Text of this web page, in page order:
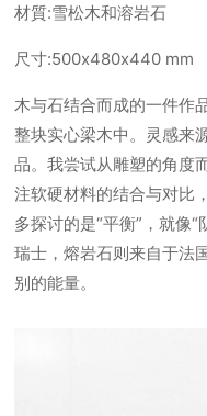
材質:雪松木和溶岩石
尺寸:500x480x440 mm
木与石结合而成的一件作
整块实心梁木中。灵感来
品。我尝试从雕塑的角度
注软硬材料的结合与对比
多探讨的是“平衡”，就像
瑞士，熔岩石则来自于法
别的能量。